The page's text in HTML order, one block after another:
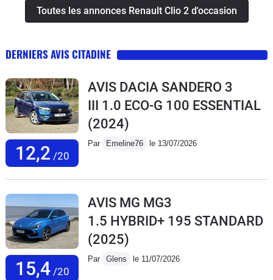
Toutes les annonces Renault Clio 2 d'occasion
DERNIERS AVIS CITADINE
12,2 /20
AVIS DACIA SANDERO 3
III 1.0 ECO-G 100 ESSENTIAL
(2024)
Par Emeline76 le 13/07/2026
15,4/20
AVIS MG MG3
1.5 HYBRID+ 195 STANDARD
(2025)
Par Glens le 11/07/2026